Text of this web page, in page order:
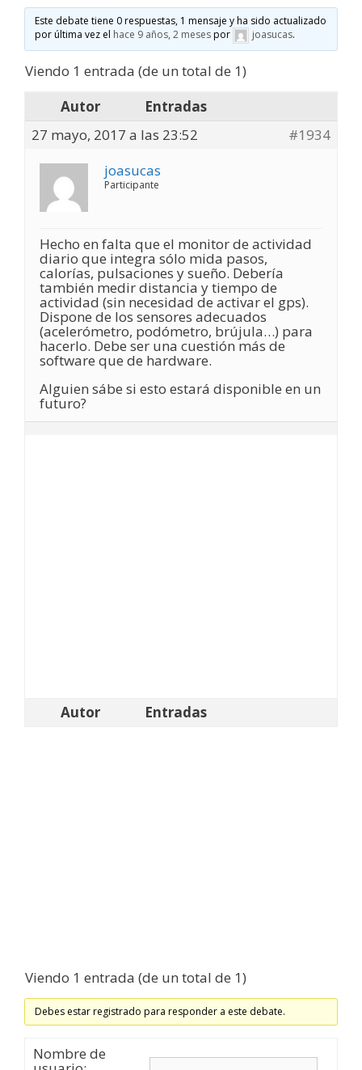
Este debate tiene 0 respuestas, 1 mensaje y ha sido actualizado
por última vez el hace 9 años, 2 mesespor joasucas.
Viendo 1 entrada (de un total de 1)
Autor
Entradas
27 mayo, 2017 a las 23:52
#1934
joasucas
Participante
Hecho en falta que el monitor de actividad
diario que integra sólo mida pasos,
calorías, pulsaciones y sueño. Debería
también medir distancia y tiempo de
actividad (sin necesidad de activar el gps).
Dispone de los sensores adecuados
(acelerómetro, podómetro, brújula…) para
hacerlo. Debe ser una cuestión más de
software que de hardware.
Alguien sábe si esto estará disponible en un
futuro?
Autor Entradas
Viendo 1 entrada (de un total de 1)
Debes estar registrado para responder a este debate.
Nombre de